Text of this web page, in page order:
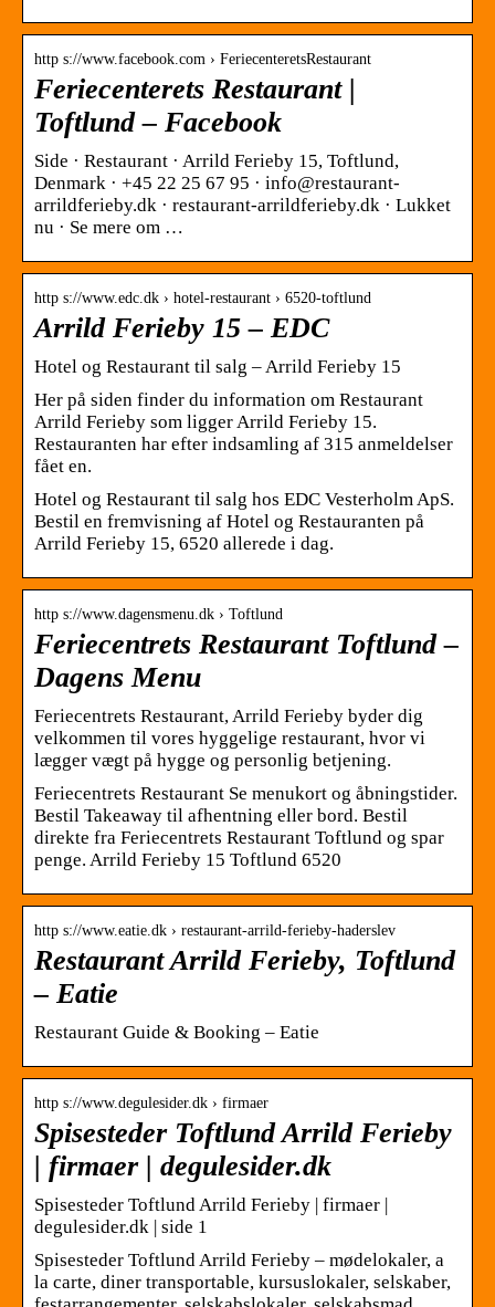
http s://www.facebook.com › FeriecenteretsRestaurant
Feriecenterets Restaurant |
Toftlund – Facebook
Side · Restaurant · Arrild Ferieby 15, Toftlund,
Denmark · +45 22 25 67 95 · info@restaurant-
arrildferieby.dk · restaurant-arrildferieby.dk · Lukket
nu · Se mere om …
http s://www.edc.dk › hotel-restaurant › 6520-toftlund
Arrild Ferieby 15 – EDC
Hotel og Restaurant til salg – Arrild Ferieby 15
Her på siden finder du information om Restaurant
Arrild Ferieby som ligger Arrild Ferieby 15.
Restauranten har efter indsamling af 315 anmeldelser
fået en.
Hotel og Restaurant til salg hos EDC Vesterholm ApS.
Bestil en fremvisning af Hotel og Restauranten på
Arrild Ferieby 15, 6520 allerede i dag.
http s://www.dagensmenu.dk › Toftlund
Feriecentrets Restaurant Toftlund –
Dagens Menu
Feriecentrets Restaurant, Arrild Ferieby byder dig
velkommen til vores hyggelige restaurant, hvor vi
lægger vægt på hygge og personlig betjening.
Feriecentrets Restaurant Se menukort og åbningstider.
Bestil Takeaway til afhentning eller bord. Bestil
direkte fra Feriecentrets Restaurant Toftlund og spar
penge. Arrild Ferieby 15 Toftlund 6520
http s://www.eatie.dk › restaurant-arrild-ferieby-haderslev
Restaurant Arrild Ferieby, Toftlund
– Eatie
Restaurant Guide & Booking – Eatie
http s://www.degulesider.dk › firmaer
Spisesteder Toftlund Arrild Ferieby
| firmaer | degulesider.dk
Spisesteder Toftlund Arrild Ferieby | firmaer |
degulesider.dk | side 1
Spisesteder Toftlund Arrild Ferieby – mødelokaler, a
la carte, diner transportable, kursuslokaler, selskaber,